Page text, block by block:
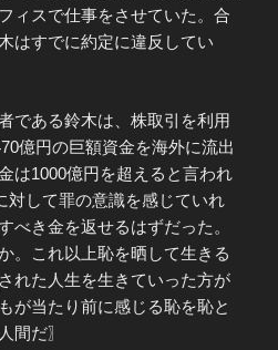
ィスで仕事をさせていた。合
はすでに約定に違反してい
である鈴木は、株取引を利用
億円の巨額資金を海外に流出
は1000億円を超えると言われ
対して罪の意識を感じていれ
べき金を返せるはずだった。
。これ以上恥を晒して生きる
れた人生を生きていった方が
が当たり前に感じる恥を恥と
間だ〗